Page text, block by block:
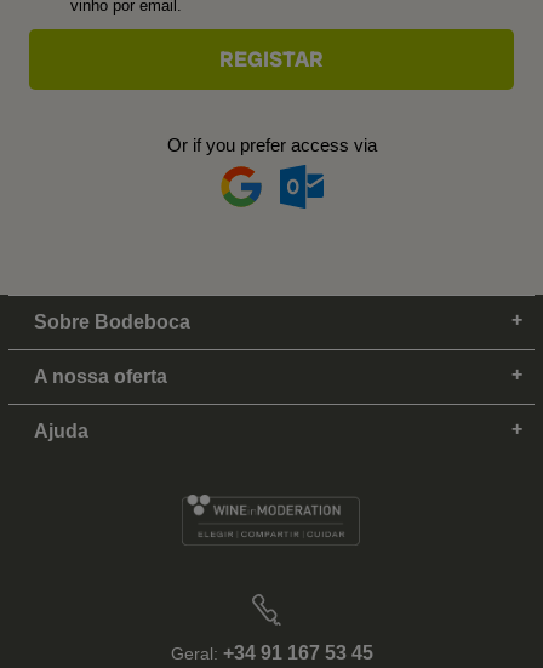
vinho por email.
Or if you prefer access via
Sobre Bodeboca
A nossa oferta
Ajuda
Geral: +34 91 167 53 45